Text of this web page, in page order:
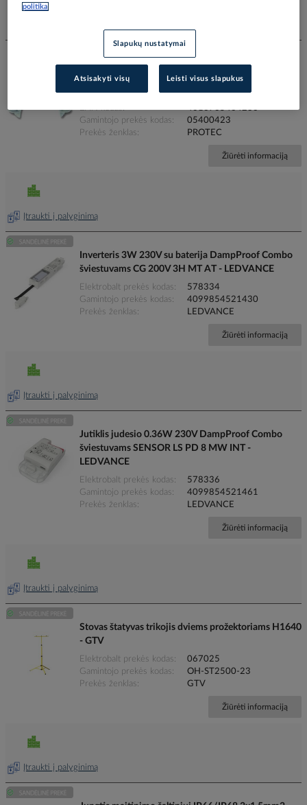
Laikiklis šviestuvui polubinis D-60-90mm, H-88mm
PUAH - PROTEC
EAN kodas
4016705404230
Gamintojo prekės kodas
05400423
Prekės ženklas
PROTEC
Žiūrėti informaciją
Įtraukti į palyginimą
Inverteris 3W 230V su baterija DampProof Combo
šviestuvams CG 200V 3H MT AT - LEDVANCE
Elektrobalt prekės kodas
578334
Gamintojo prekės kodas
4099854521430
Prekės ženklas
LEDVANCE
Žiūrėti informaciją
Įtraukti į palyginimą
Jutiklis judesio 0.36W 230V DampProof Combo
šviestuvams SENSOR LS PD 8 MW INT -
LEDVANCE
Elektrobalt prekės kodas
578336
Gamintojo prekės kodas
4099854521461
Prekės ženklas
LEDVANCE
Žiūrėti informaciją
Įtraukti į palyginimą
Stovas štatyvas trikojis dviems prožektoriams H1640
- GTV
Elektrobalt prekės kodas
067025
Gamintojo prekės kodas
OH-ST2500-23
Prekės ženklas
GTV
Žiūrėti informaciją
Įtraukti į palyginimą
politika
Slapukų nustatymai
Atsisakyti visų Leisti visus slapukus